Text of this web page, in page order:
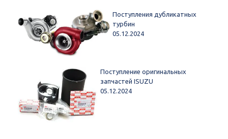
Поступления дубликатных
турбин
05.12.2024
Поступление оригинальных
запчастей ISUZU
05.12.2024